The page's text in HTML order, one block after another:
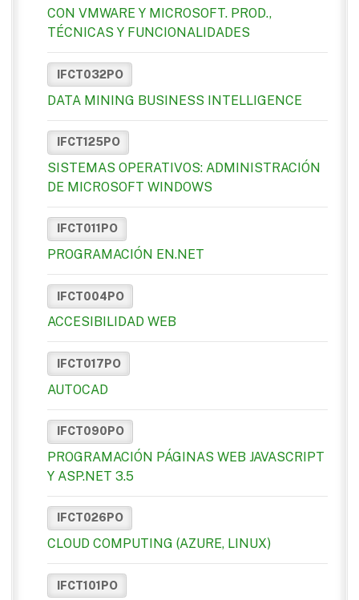
CON VMWARE Y MICROSOFT. PROD.,
TÉCNICAS Y FUNCIONALIDADES
IFCT032PO
DATA MINING BUSINESS INTELLIGENCE
IFCT125PO
SISTEMAS OPERATIVOS: ADMINISTRACIÓN
DE MICROSOFT WINDOWS
IFCT011PO
PROGRAMACIÓN EN.NET
IFCT004PO
ACCESIBILIDAD WEB
IFCT017PO
AUTOCAD
IFCT090PO
PROGRAMACIÓN PÁGINAS WEB JAVASCRIPT
Y ASP.NET 3.5
IFCT026PO
CLOUD COMPUTING (AZURE, LINUX)
IFCT101PO